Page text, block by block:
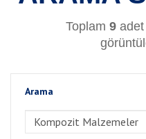
Toplam 9adet
Arama